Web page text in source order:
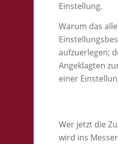
Einstellung.
Warum das
aufzuerlegen;
Angeklagten
einer
Wer jetzt die
wird ins